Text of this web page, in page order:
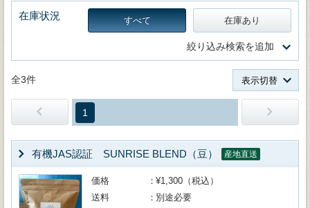
在庫状況 すべて 在庫あり
絞り込み検索を追加
全3件 表示切替
1
有機JAS認証 SUNRISE BLEND（豆） 産地直送
価格
¥1,300（税込）
送料
別途必要